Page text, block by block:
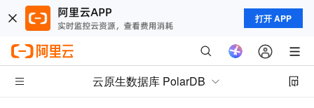
打开 APP
云原生数据库 PolarDB